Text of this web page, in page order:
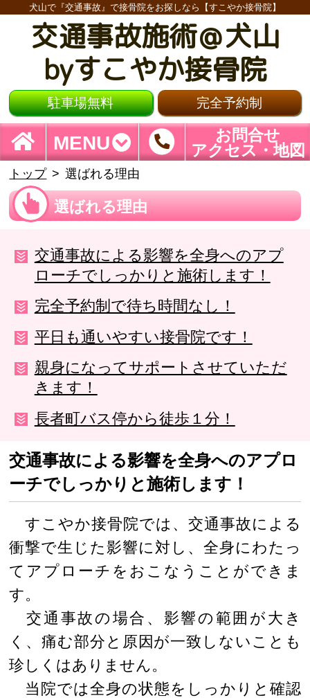
犬山で『交通事故』で接骨院をお探しなら【すこやか接骨院】
交通事故施術＠犬山
byすこやか接骨院
駐車場無料 完全予約制
MENU
お問合せ
アクセス・地図
トップ 選ばれる理由
選ばれる理由
交通事故による影響を全身へのアプ
ローチでしっかりと施術します！
完全予約制で待ち時間なし！
平日も通いやすい接骨院です！
親身になってサポートさせていただ
きます！
長者町バス停から徒歩１分！
交通事故による影響を全身へのアプロ
ーチでしっかりと施術します！
すこやか接骨院では、交通事故による
衝撃で生じた影響に対し、全身にわたっ
てアプローチをおこなうことができま
す。
交通事故の場合、影響の範囲が大き
く、痛む部分と原因が一致しないことも
珍しくはありません。
当院では全身の状態をしっかりと確認